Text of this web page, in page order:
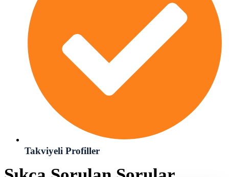
Takviyeli Profiller